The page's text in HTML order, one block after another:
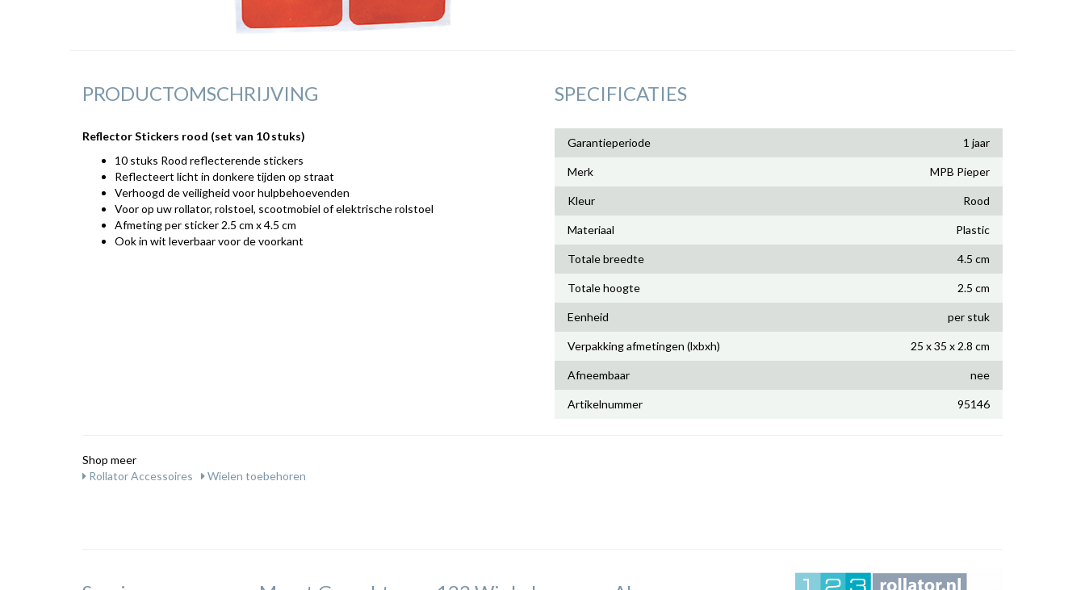
PRODUCTOMSCHRIJVING
Reflector Stickers rood (set van 10 stuks)
10 stuks Rood reflecterende stickers
Reflecteert licht in donkere tijden op straat
Verhoogd de veiligheid voor hulpbehoevenden
Voor op uw rollator, rolstoel, scootmobiel of elektrische rolstoel
Afmeting per sticker 2.5 cm x 4.5 cm
Ook in wit leverbaar voor de voorkant
SPECIFICATIES
Garantieperiode 1 jaar
Merk MPB Pieper
Kleur Rood
Materiaal Plastic
Totale breedte 4.5 cm
Totale hoogte 2.5 cm
Eenheid per stuk
Verpakking afmetingen (lxbxh) 25 x 35 x 2.8 cm
Afneembaar nee
Artikelnummer 95146
Shop meer
Rollator Accessoires
Wielen toebehoren